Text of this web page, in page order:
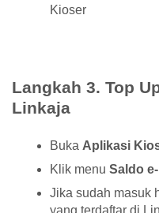
Kioser
Langkah 3. Top
Linkaja
Buka Aplikasi
Klik menu Saldo
Jika sudah masuk
yang terdaftar di